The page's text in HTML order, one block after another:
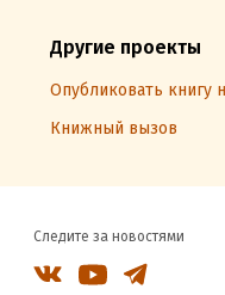
Другие проекты
Опубликовать книгу
Книжный вызов
Следите за новостями